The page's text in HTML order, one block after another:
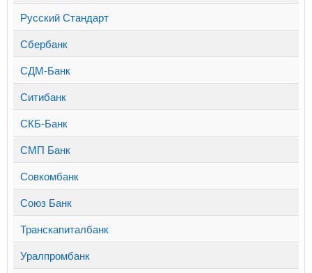
Русский Стандарт
Сбербанк
СДМ-Банк
Ситибанк
СКБ-Банк
СМП Банк
Совкомбанк
Союз Банк
Транскапиталбанк
Уралпромбанк